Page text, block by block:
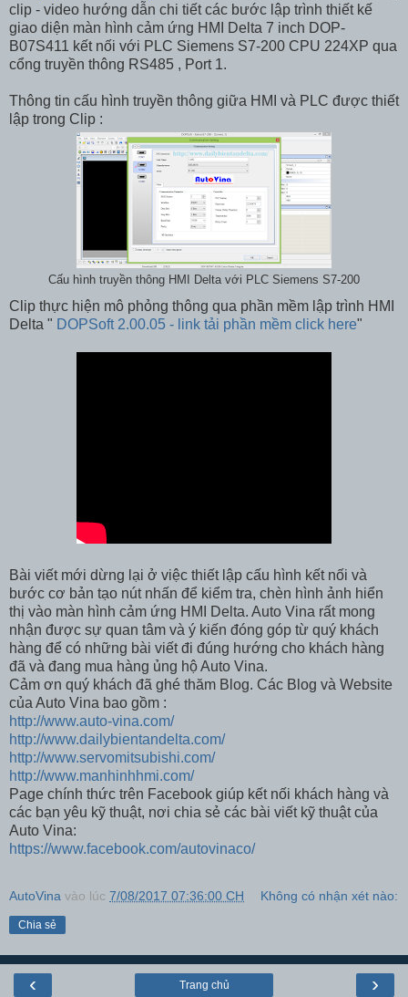
clip - video hướng dẫn chi tiết các bước lập trình thiết kế
giao diện màn hình cảm ứng HMI Delta 7 inch DOP-
B07S411 kết nối với PLC Siemens S7-200 CPU 224XP qua
cổng truyền thông RS485 , Port 1.
Thông tin cấu hình truyền thông giữa HMI và PLC được thiết
lập trong Clip :
Cấu hình truyền thông HMI Delta với PLC Siemens S7-200
Clip thực hiện mô phỏng thông qua phần mềm lập trình HMI
Delta " DOPSoft 2.00.05 - link tải phần mềm click here"
Bài viết mới dừng lại ở việc thiết lập cấu hình kết nối và
bước cơ bản tạo nút nhấn để kiểm tra, chèn hình ảnh hiển
thị vào màn hình cảm ứng HMI Delta. Auto Vina rất mong
nhận được sự quan tâm và ý kiến đóng góp từ quý khách
hàng để có những bài viết đi đúng hướng cho khách hàng
đã và đang mua hàng ủng hộ Auto Vina.
Cảm ơn quý khách đã ghé thăm Blog. Các Blog và Website
của Auto Vina bao gồm :
http://www.auto-vina.com/
http://www.dailybientandelta.com/
http://www.servomitsubishi.com/
http://www.manhinhhmi.com/
Page chính thức trên Facebook giúp kết nối khách hàng và
các bạn yêu kỹ thuật, nơi chia sẻ các bài viết kỹ thuật của
Auto Vina:
https://www.facebook.com/autovinaco/
AutoVina vào lúc 7/08/2017 07:36:00 CH Không có nhận xét nào:
Chia sẻ
‹ ›
Trang chủ